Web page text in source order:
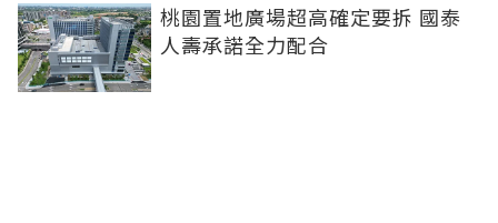
桃園置地廣場超高確定要拆 國泰
人壽承諾全力配合